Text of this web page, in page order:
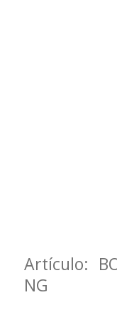
Artículo:
NG